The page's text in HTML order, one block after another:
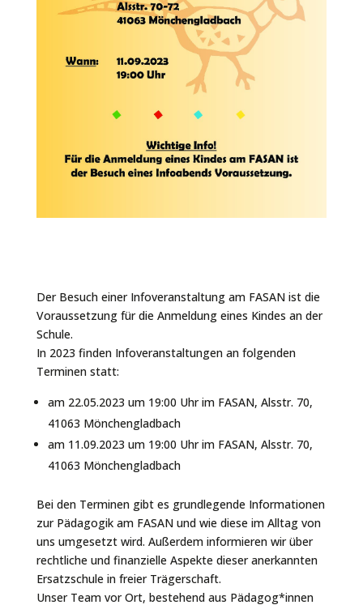
Der Besuch einer Infoveranstaltung am FASAN ist die
Voraussetzung für die Anmeldung eines Kindes an der
Schule.
In 2023 finden Infoveranstaltungen an folgenden
Terminen statt:
am 22.05.2023 um 19:00 Uhr im FASAN, Alsstr. 70,
41063 Mönchengladbach
am 11.09.2023 um 19:00 Uhr im FASAN, Alsstr. 70,
41063 Mönchengladbach
Bei den Terminen gibt es grundlegende Informationen
zur Pädagogik am FASAN und wie diese im Alltag von
uns umgesetzt wird. Außerdem informieren wir über
rechtliche und finanzielle Aspekte dieser anerkannten
Ersatzschule in freier Trägerschaft.
Unser Team vor Ort, bestehend aus Pädagog*innen